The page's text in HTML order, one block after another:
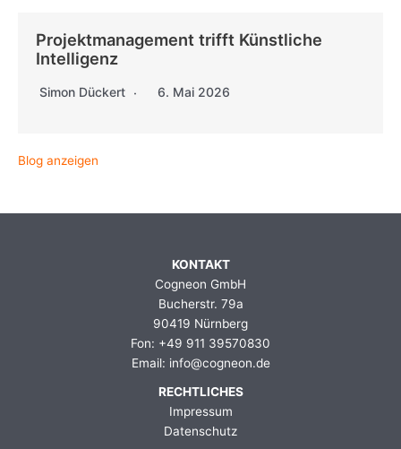
Projektmanagement trifft Künstliche
Intelligenz
Simon Dückert 6. Mai 2026
Blog anzeigen
KONTAKT
Cogneon GmbH
Bucherstr. 79a
90419 Nürnberg
Fon: +49 911 39570830
Email: info@cogneon.de
RECHTLICHES
Impressum
Datenschutz